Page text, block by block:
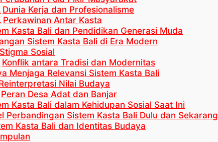
Dunia Kerja dan Profesionalisme
Perkawinan Antar Kasta
Kasta Bali dan Pendidikan Generasi Muda
Sistem Kasta Bali di Era Modern
Stigma Sosial
Konflik antara Tradisi dan Modernitas
Menjaga Relevansi Sistem Kasta Bali
Nilai Budaya
Peran Desa Adat dan Banjar
Kasta Bali dalam Kehidupan Sosial Saat Ini
Perbandingan Sistem Kasta Bali Dulu dan Sekarang
Kasta Bali dan Identitas Budaya